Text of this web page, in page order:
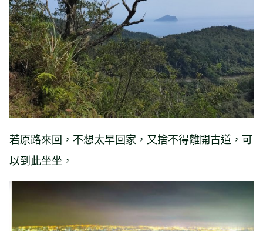
若原路來回，不想太早回家，又捨不得離開古道，可
以到此坐坐，